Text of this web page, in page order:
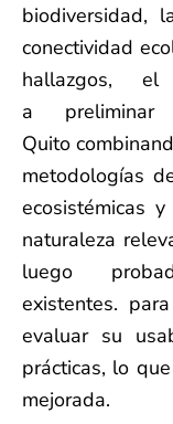
biodiversidad,
conectividad
hallazgos,
a preliminar
Quito
metodologías
ecosistémicas
naturaleza
luego
existentes.
evaluar su
prácticas, lo
mejorada.